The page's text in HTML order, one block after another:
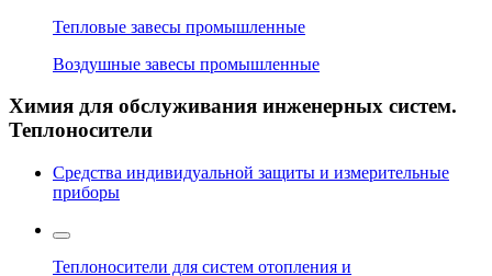
Тепловые завесы промышленные
Воздушные завесы промышленные
Химия для обслуживания инженерных систем.
Теплоносители
Средства индивидуальной защиты и измерительные
приборы
Теплоносители для систем отопления и